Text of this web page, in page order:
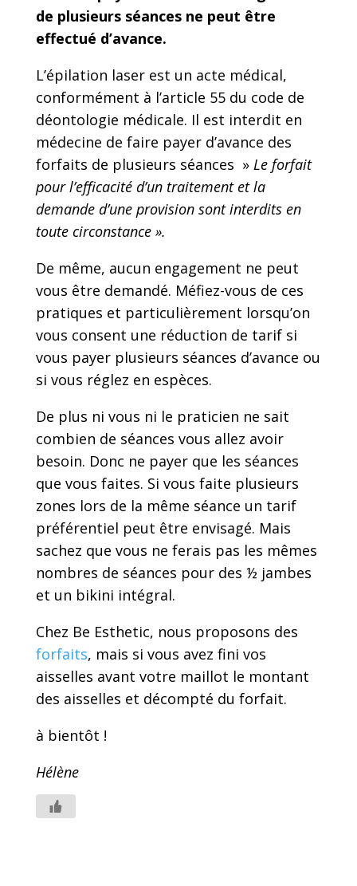
de plusieurs séances ne peut être
effectué d’avance.
L’épilation laser est un acte médical,
conformément à l’article 55 du code de
déontologie médicale. Il est interdit en
médecine de faire payer d’avance des
forfaits de plusieurs séances » Le forfait
pour l’efficacité d’un traitement et la
demande d’une provision sont interdits en
toute circonstance ».
De même, aucun engagement ne peut
vous être demandé. Méfiez-vous de ces
pratiques et particulièrement lorsqu’on
vous consent une réduction de tarif si
vous payer plusieurs séances d’avance ou
si vous réglez en espèces.
De plus ni vous ni le praticien ne sait
combien de séances vous allez avoir
besoin. Donc ne payer que les séances
que vous faites. Si vous faite plusieurs
zones lors de la même séance un tarif
préférentiel peut être envisagé. Mais
sachez que vous ne ferais pas les mêmes
nombres de séances pour des ½ jambes
et un bikini intégral.
Chez Be Esthetic, nous proposons des
forfaits, mais si vous avez fini vos
aisselles avant votre maillot le montant
des aisselles et décompté du forfait.
à bientôt !
Hélène